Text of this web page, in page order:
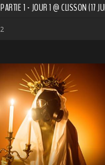
1 - JOUR 1 @ CLISSON (17